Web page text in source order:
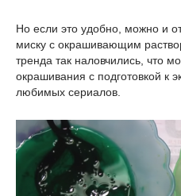
Но если это удобно, можно и
миску с окрашивающим
тренда так наловчились, что
окрашивания с подготовкой к
любимых сериалов.